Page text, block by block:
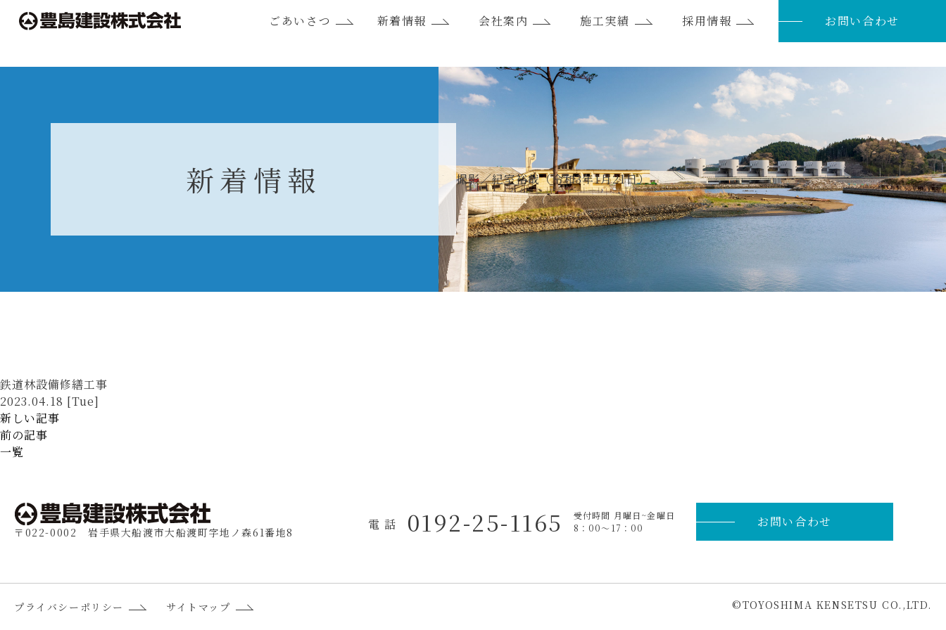
ごあいさつ 新着情報 会社案内 施工実績 採用情報 お問い合わせ
新着情報 撮影／紀室裕哉（令和3年1月21日）
鉄道林設備修繕工事
2023.04.18 [Tue]
新しい記事
前の記事
一覧
〒022-0002 岩手県大船渡市大船渡町字地ノ森61番地8 電 話 0192-25-1165
受付時間 月曜日~金曜日
8：00〜17：00
お問い合わせ
プライバシーポリシー サイトマップ ©︎TOYOSHIMA KENSETSU CO.,LTD.